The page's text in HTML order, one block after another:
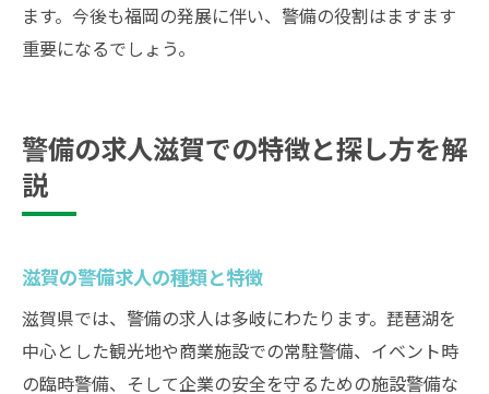
ます。今後も福岡の発展に伴い、警備の役割はますます
重要になるでしょう。
警備の求人滋賀での特徴と探し方を解
説
滋賀の警備求人の種類と特徴
滋賀県では、警備の求人は多岐にわたります。琵琶湖を
中心とした観光地や商業施設での常駐警備、イベント時
の臨時警備、そして企業の安全を守るための施設警備な